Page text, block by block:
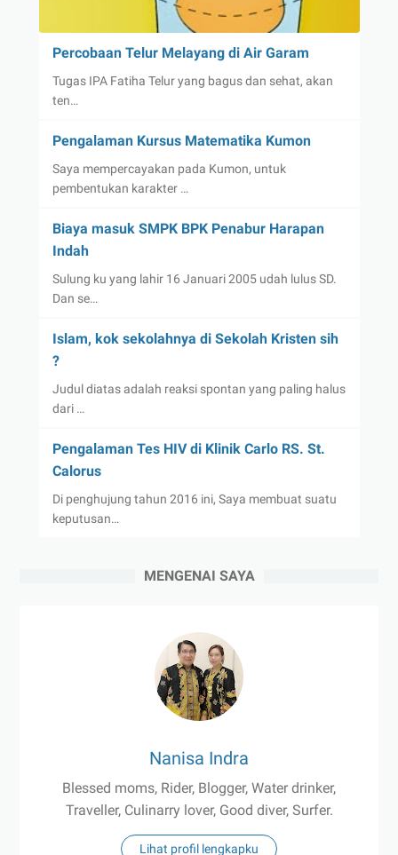
Percobaan Telur Melayang di Air Garam
Tugas IPA Fatiha Telur yang bagus dan sehat, akan
ten…
Pengalaman Kursus Matematika Kumon
Saya mempercayakan pada Kumon, untuk
pembentukan karakter …
Biaya masuk SMPK BPK Penabur Harapan
Indah
Sulung ku yang lahir 16 Januari 2005 udah lulus SD.
Dan se…
Islam, kok sekolahnya di Sekolah Kristen sih
?
Judul diatas adalah reaksi spontan yang paling halus
dari …
Pengalaman Tes HIV di Klinik Carlo RS. St.
Calorus
Di penghujung tahun 2016 ini, Saya membuat suatu
keputusan…
MENGENAI SAYA
Nanisa Indra
Blessed moms, Rider, Blogger, Water drinker,
Traveller, Culinarry lover, Good diver, Surfer.
Lihat profil lengkapku